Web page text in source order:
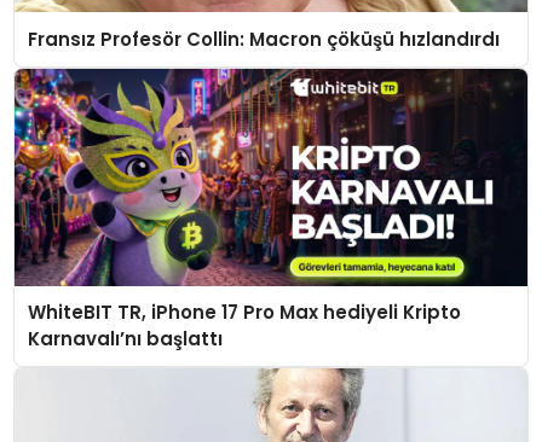
Fransız Profesör Collin: Macron çöküşü hızlandırdı
WhiteBIT TR, iPhone 17 Pro Max hediyeli Kripto
Karnavalı’nı başlattı